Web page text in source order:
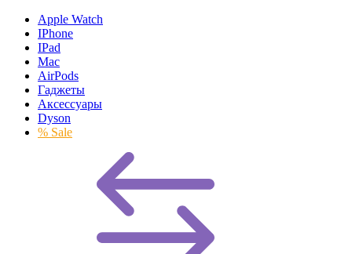
Apple Watch
IPhone
IPad
Mac
AirPods
Гаджеты
Аксессуары
Dyson
% Sale